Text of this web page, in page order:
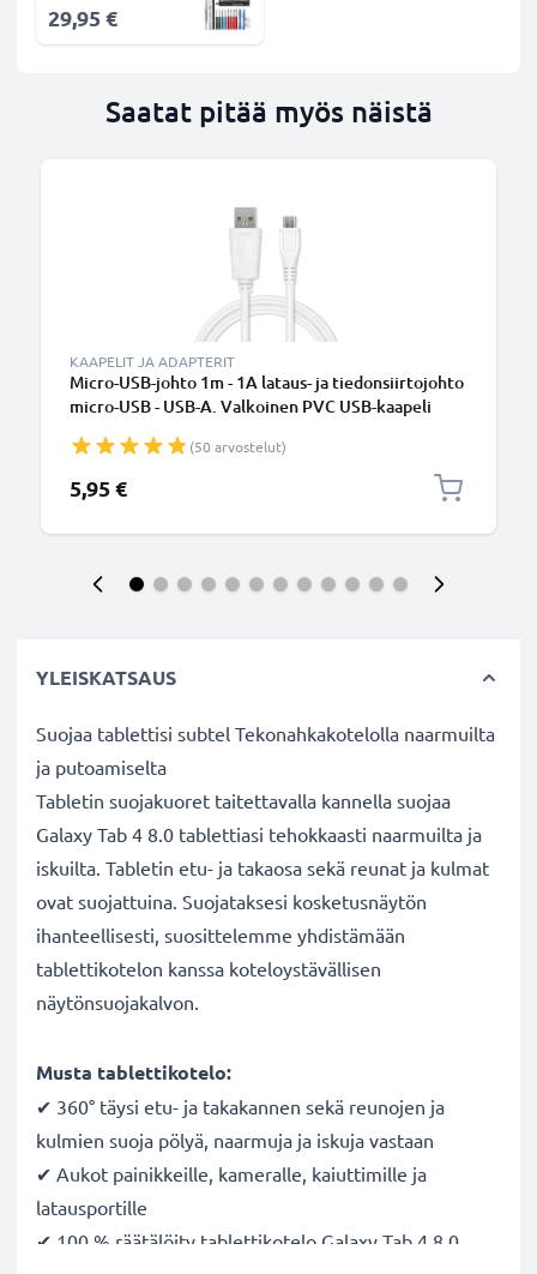
29,95 €
Saatat pitää myös näistä
KAAPELIT JA ADAPTERIT
Micro-USB-johto 1m - 1A lataus- ja tiedonsiirtojohto
micro-USB - USB-A. Valkoinen PVC USB-kaapeli
(50 arvostelut)
5,95 €
YLEISKATSAUS
Suojaa tablettisi subtel Tekonahkakotelolla naarmuilta
ja putoamiselta
Tabletin suojakuoret taitettavalla kannella suojaa
Galaxy Tab 4 8.0 tablettiasi tehokkaasti naarmuilta ja
iskuilta. Tabletin etu- ja takaosa sekä reunat ja kulmat
ovat suojattuina. Suojataksesi kosketusnäytön
ihanteellisesti, suosittelemme yhdistämään
tablettikotelon kanssa koteloystävällisen
näytönsuojakalvon.
Musta tablettikotelo:
✔ 360° täysi etu- ja takakannen sekä reunojen ja
kulmien suoja pölyä, naarmuja ja iskuja vastaan
✔ Aukot painikkeille, kameralle, kaiuttimille ja
latausportille
✔ 100 % räätälöity tablettikotelo Galaxy Tab 4 8.0